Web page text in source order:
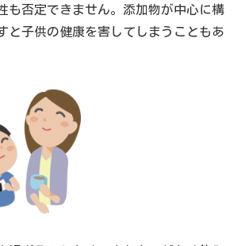
も否定できません。添加物が中心に構
と子供の健康を害してしまうこともあ